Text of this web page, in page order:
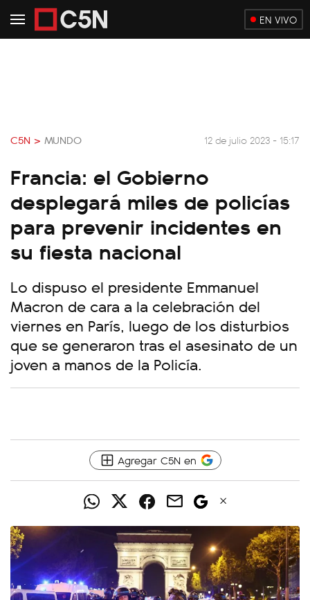
EN VIVO
C5N > MUNDO 12 de julio 2023 - 15:17
Francia: el Gobierno
desplegará miles de policías
para prevenir incidentes en
su fiesta nacional
Lo dispuso el presidente Emmanuel
Macron de cara a la celebración del
viernes en París, luego de los disturbios
que se generaron tras el asesinato de un
joven a manos de la Policía.
Agregar C5N en